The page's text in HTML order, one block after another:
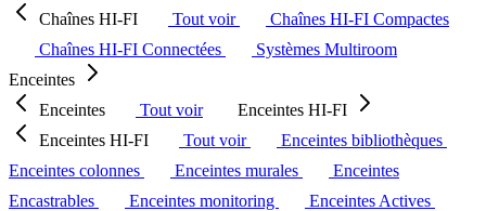
Chaînes HI-FI
Tout voir
Chaînes HI-FI Compactes
Chaînes HI-FI Connectées
Systèmes Multiroom
Enceintes
Enceintes
Tout voir
Enceintes HI-FI
Enceintes HI-FI
Tout voir
Enceintes bibliothèques
Enceintes colonnes
Enceintes murales
Enceintes
Encastrables
Enceintes monitoring
Enceintes Actives